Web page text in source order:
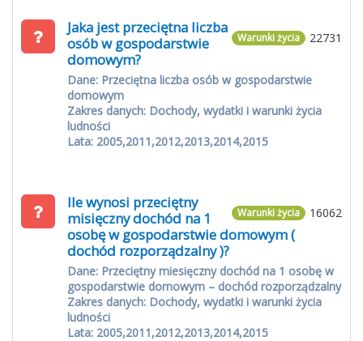
22731
Warunki życia
Jaka jest przeciętna liczba
osób w gospodarstwie
domowym?
Dane: Przeciętna liczba osób w gospodarstwie
domowym
Zakres danych: Dochody, wydatki i warunki życia
ludności
Lata: 2005,2011,2012,2013,2014,2015
16062
Warunki życia
Ile wynosi przeciętny
misięczny dochód na 1
osobę w gospodarstwie domowym (
dochód rozporządzalny )?
Dane: Przeciętny miesięczny dochód na 1 osobę w
gospodarstwie domowym – dochód rozporządzalny
Zakres danych: Dochody, wydatki i warunki życia
ludności
Lata: 2005,2011,2012,2013,2014,2015